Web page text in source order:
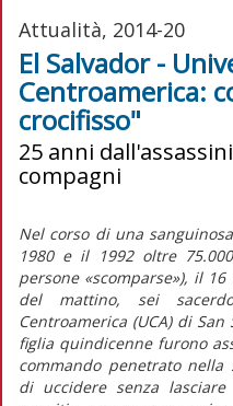
Attualità, 2014-20
El Salvador -
Centroamerica:
crocifisso"
25 anni
compagni
Nel corso di una
1980 e il 1992 oltre
persone «scomparse»), il
del mattino, sei
Centroamerica (UCA) di
figlia quindicenne furono
commando penetrato nella
di uccidere senza